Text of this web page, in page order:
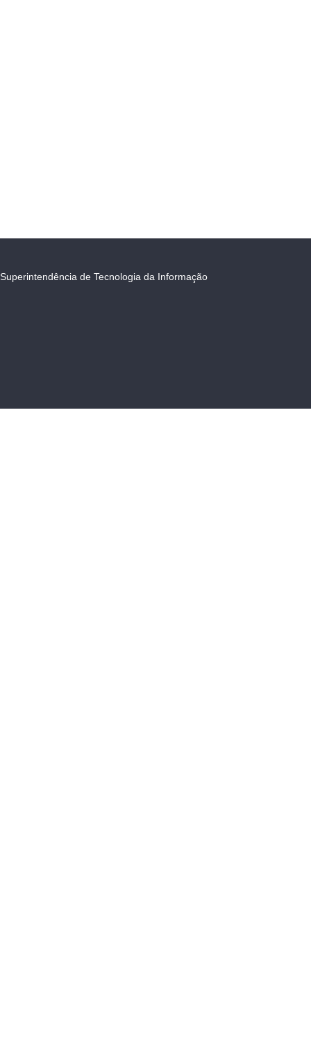
Superintendência de Tecnologia da Informação